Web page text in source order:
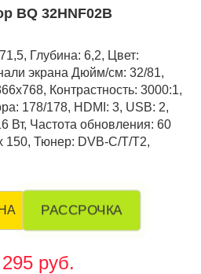
BQ 32HNF02B
Глубина: 6,2, Цвет:
экрана Дюйм/см: 32/81,
Контрастность: 3000:1,
178/178, HDMI: 3, USB: 2,
Вт, Частота обновления: 60
150, Тюнер: DVB-C/T/T2,
РАССРОЧКА
руб.